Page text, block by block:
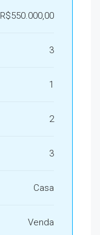
R$550.000,00
3
1
2
3
Casa
Venda